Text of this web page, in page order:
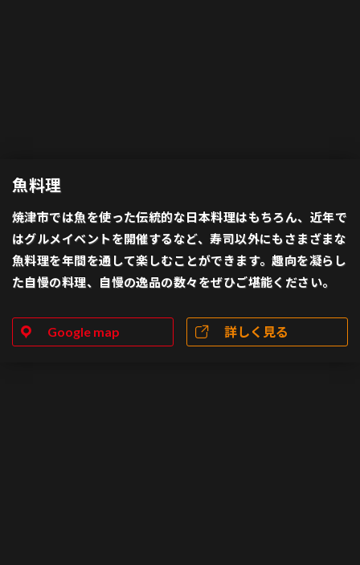
魚料理
焼津市では魚を使った伝統的な日本料理はもちろん、近年で
はグルメイベントを開催するなど、寿司以外にもさまざまな
魚料理を年間を通して楽しむことができます。趣向を凝らし
た自慢の料理、自慢の逸品の数々をぜひご堪能ください。
Google map 詳しく見る